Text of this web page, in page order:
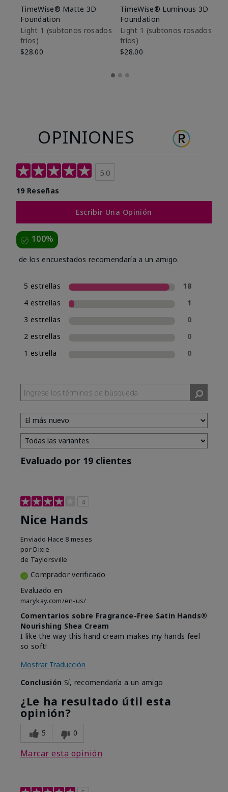
TimeWise® Matte 3D
Foundation
Light 1​ (subtonos rosados
fríos)
$28.00
TimeWise® Luminous 3D
Foundation
Light 1​ (subtonos rosados
fríos)
$28.00
OPINIONES
5.0
19 Reseñas
Escribir Una Opinión
100%
de los encuestados recomendaría a un amigo.
5 estrellas
18
4 estrellas
1
3 estrellas
0
2 estrellas
0
1 estrella
0
Evaluado por 19 clientes
4
Nice Hands
Enviado Hace 8 meses
por Dixie
de Taylorsville
Comprador verificado
Evaluado en
marykay.com/en-us/
Comentarios sobre Fragrance-Free Satin Hands®
Nourishing Shea Cream
I like the way this hand cream makes my hands feel
so soft!
Mostrar Traducción
Conclusión Sí, recomendaría a un amigo
¿Le ha resultado útil esta
opinión?
5 0
Marcar esta opinión